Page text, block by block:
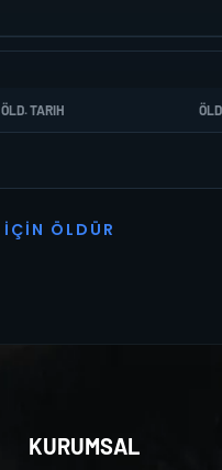
ÖLD. TARIH
İ ÇI N Ö L D Ü R
KURUMSAL